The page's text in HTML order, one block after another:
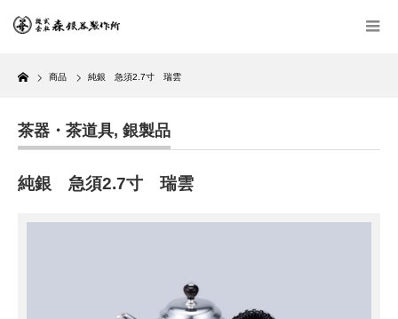
Home
商品 純銀 急須2.7寸 瑞雲
茶器・茶道具, 銀製品
純銀 急須2.7寸 瑞雲